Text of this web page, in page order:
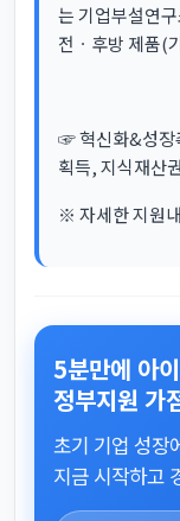
는 기업부설연
전ㆍ후방 제품(
☞ 혁신화&성장
획득, 지식재산
※ 자세한 지원
5분만에 아
정부지원 가
초기 기업 성장
지금 시작하고